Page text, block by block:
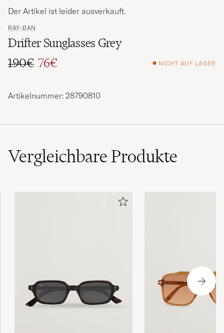
RAY-BAN
Drifter Sunglasses Grey
Regulärer Preis
190€
Reduzierter Preis
76€ NICHT AUF LAGER
Der Artikel ist leider ausverkauft.
Artikelnummer: 28790810
VergleichbareProdukte